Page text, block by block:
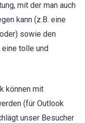
mit der man auch
kann (z.B. eine
sowie den
tolle und
können mit
(für Outlook
unser Besucher